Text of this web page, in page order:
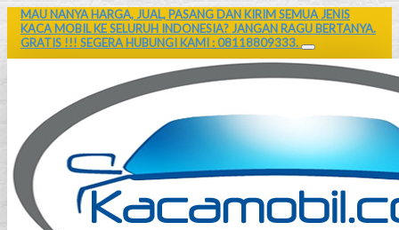
MAU NANYA HARGA, JUAL, PASANG DAN KIRIM SEMUA JENIS
KACA MOBIL KE SELURUH INDONESIA? JANGAN RAGU BERTANYA.
GRATIS !!! SEGERA HUBUNGI KAMI : 08118809333.